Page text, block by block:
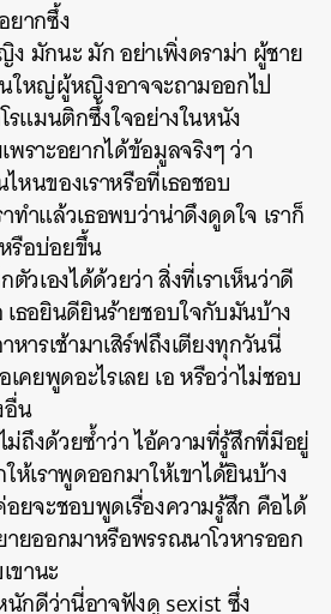
ากซึ้ง
มักนะ มัก อย่าเพิ่งดราม่า ผู้ชาย
ใหญ่ผู้หญิงอาจจะถามออกไป
รแมนติกซึ้งใจอย่างในหนัง
ราะอยากได้ข้อมูลจริงๆ ว่า
หนของเราหรือที่เธอชอบ
ทำแล้วเธอพบว่าน่าดึงดูดใจ เราก็
รือบ่อยขึ้น
ตัวเองได้ด้วยว่า สิ่งที่เราเห็นว่าดี
เธอยินดียินร้ายชอบใจกับมันบ้าง
หารเช้ามาเสิร์ฟถึงเตียงทุกวันนี่
คยพูดอะไรเลย เอ หรือว่าไม่ชอบ
อื่น
ถึงด้วยซ้ำว่า ไอ้ความที่รู้สึกที่มีอยู่
ห้เราพูดออกมาให้เขาได้ยินบ้าง
ยจะชอบพูดเรื่องความรู้สึก คือได้
ยออกมาหรือพรรณนาโวหารออก
ขานะ
นักดีว่านี่อาจฟังดู sexist ซึ่ง